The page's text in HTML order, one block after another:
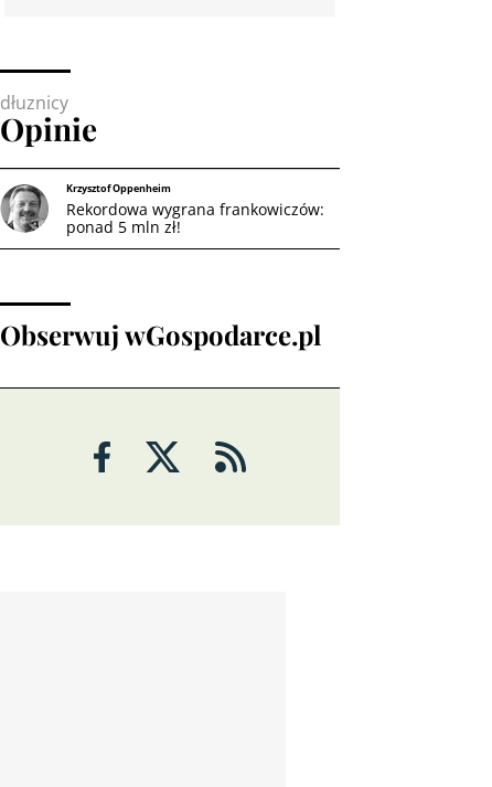
dłuznicy
Opinie
Krzysztof Oppenheim
Rekordowa wygrana frankowiczów:
ponad 5 mln zł!
Obserwuj wGospodarce.pl